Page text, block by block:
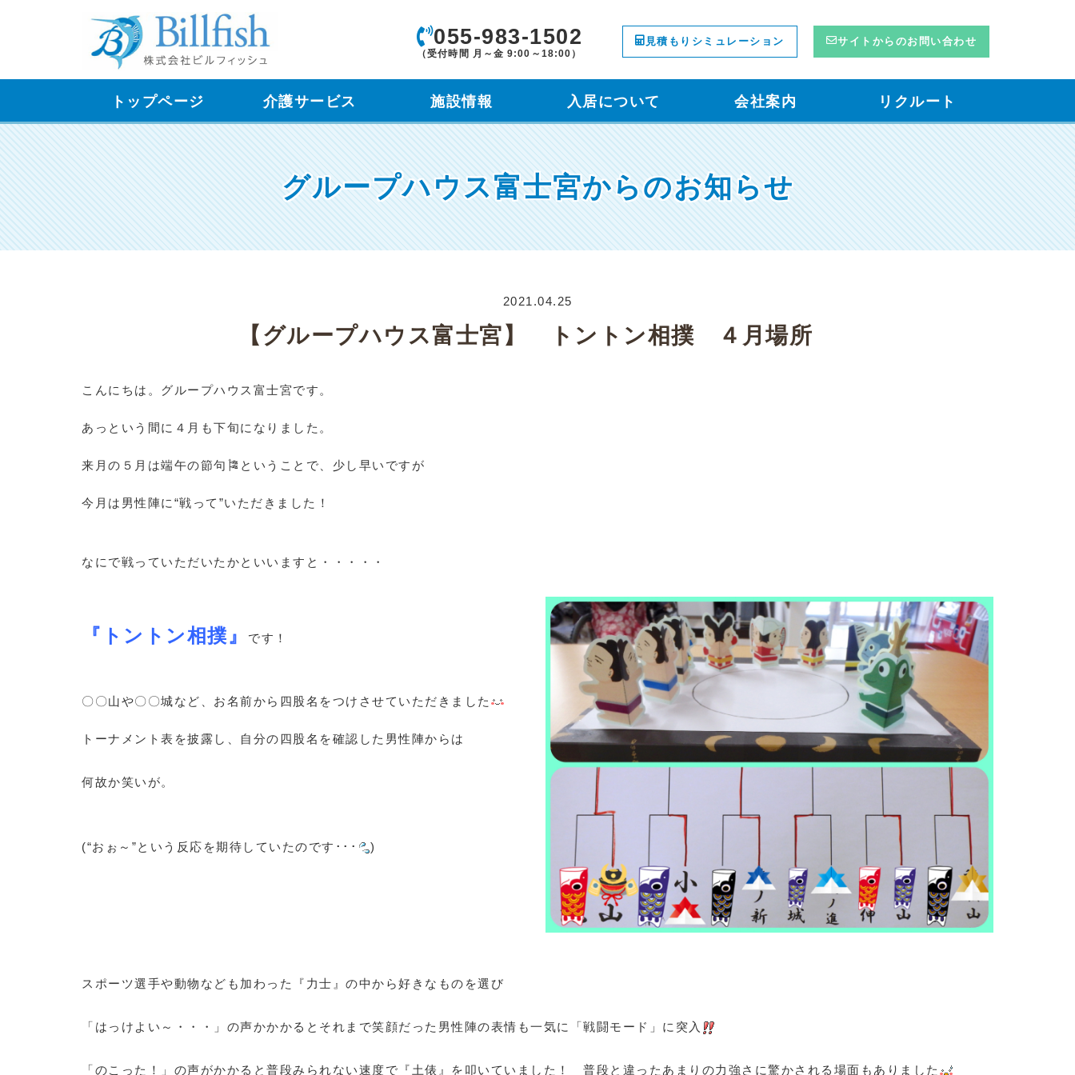
055-983-1502
（受付時間 月～金 9:00～18:00）
見積もりシミュレーション サイトからのお問い合わせ
トップページ 介護サービス 施設情報 入居について 会社案内 リクルート
グループハウス富士宮からのお知らせ
2021.04.25
【グループハウス富士宮】 トントン相撲 ４月場所
こんにちは。グループハウス富士宮です。
あっという間に４月も下旬になりました。
来月の５月は端午の節句🎏ということで、少し早いですが
今月は男性陣に“戦って”いただきました！
なにで戦っていただいたかといいますと・・・・・
『トントン相撲』 です！
〇〇山や〇〇城など、お名前から四股名をつけさせていただきました
トーナメント表を披露し、自分の四股名を確認した男性陣からは
何故か笑いが。
(“おぉ～”という反応を期待していたのです･･･ )
スポーツ選手や動物なども加わった『力士』の中から好きなものを選び
「はっけよい～・・・」の声かかかるとそれまで笑顔だった男性陣の表情も一気に「戦闘モード」に突入
「のこった！」の声がかかると普段みられない速度で『土俵』を叩いていました！ 普段と違ったあまりの力強さに驚かされる場面もありました